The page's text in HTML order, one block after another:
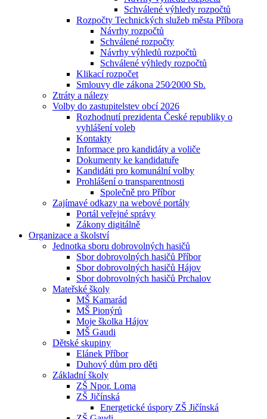
Schválené výhledy rozpočtů
Rozpočty Technických služeb města Příbora
Návrhy rozpočtů
Schválené rozpočty
Návrhy výhledů rozpočtů
Schválené výhledy rozpočtů
Klikací rozpočet
Smlouvy dle zákona 250⁄2000 Sb.
Ztráty a nálezy
Volby do zastupitelstev obcí 2026
Rozhodnutí prezidenta České republiky o
vyhlášení voleb
Kontakty
Informace pro kandidáty a voliče
Dokumenty ke kandidatuře
Kandidáti pro komunální volby
Prohlášení o transparentnosti
Společně pro Příbor
Zajímavé odkazy na webové portály
Portál veřejné správy
Zákony digitálně
Organizace a školství
Jednotka sboru dobrovolných hasičů
Sbor dobrovolných hasičů Příbor
Sbor dobrovolných hasičů Hájov
Sbor dobrovolných hasičů Prchalov
Mateřské školy
MŠ Kamarád
MŠ Pionýrů
Moje školka Hájov
MŠ Gaudi
Dětské skupiny
Elánek Příbor
Duhový dům pro děti
Základní školy
ZŠ Npor. Loma
ZŠ Jičínská
Energetické úspory ZŠ Jičínská